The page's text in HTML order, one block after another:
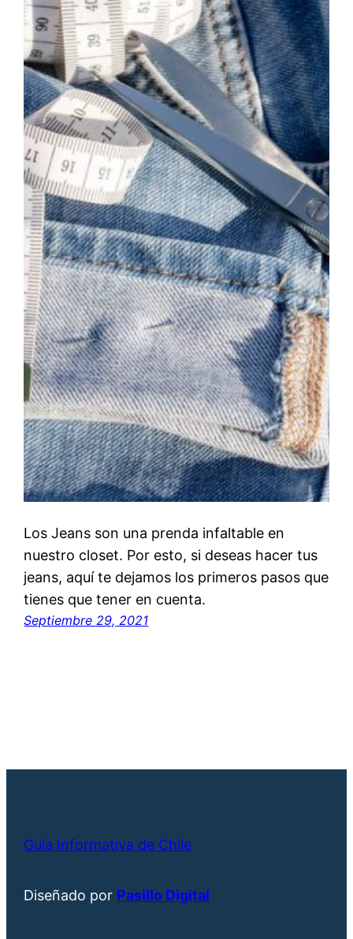
Los Jeans son una prenda infaltable en
nuestro closet. Por esto, si deseas hacer tus
jeans, aquí te dejamos los primeros pasos que
tienes que tener en cuenta.
Septiembre 29, 2021
Guía Informativa de Chile
Diseñado por Pasillo Digital